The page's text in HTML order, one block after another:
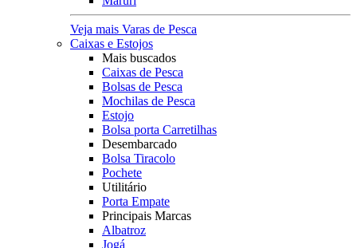
Veja mais Varas de Pesca
Caixas e Estojos
Mais buscados
Caixas de Pesca
Bolsas de Pesca
Mochilas de Pesca
Estojo
Bolsa porta Carretilhas
Desembarcado
Bolsa Tiracolo
Pochete
Utilitário
Porta Empate
Principais Marcas
Albatroz
Jogá